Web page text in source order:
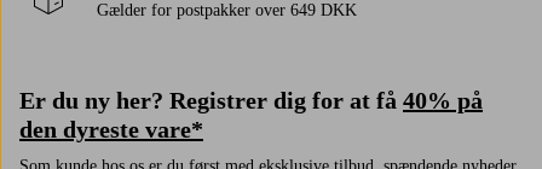
Gælder for postpakker over 649 DKK
Er du ny her? Registrer dig for at få 40% på
den dyreste vare*